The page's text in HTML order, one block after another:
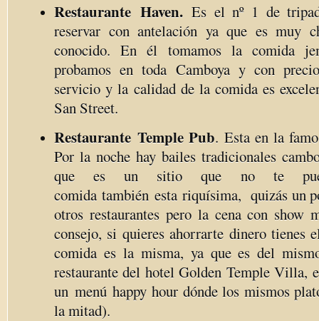
Restaurante Haven.Es el nº 1 de
reservar con antelación ya que es muy
conocido. En él tomamos la comida
probamos en toda Camboya y con
servicio y la calidad de la comida es
San Street.
Restaurante Temple Pub. Esta en la
Por la noche hay bailes tradicionales
que es un sitio que no te
comida también esta riquísima, quizás un
otros restaurantes pero la cena con show
consejo, si quieres ahorrarte dinero tienes
comida es la misma, ya que es del
restaurante del hotel Golden Temple Villa,
un menú happy hour dónde los mismos
la mitad).